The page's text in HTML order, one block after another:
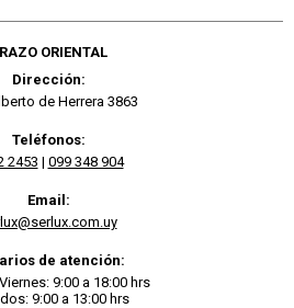
ORIENTAL
Dirección:
de Herrera 3863
Teléfonos:
2453 | 099 348 904
Email:
de atención:
9:00 a 18:00 hrs
9:00 a 13:00 hrs